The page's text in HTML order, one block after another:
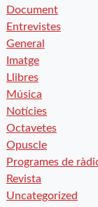
Document
Entrevistes
General
Imatge
Llibres
Música
Notícies
Octavetes
Opuscle
Programes de
Revista
Uncategorized